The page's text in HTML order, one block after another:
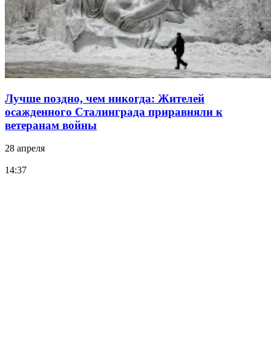
Лучше поздно, чем никогда: Жителей
осажденного Сталинграда приравняли к
ветеранам войны
28 апреля
14:37